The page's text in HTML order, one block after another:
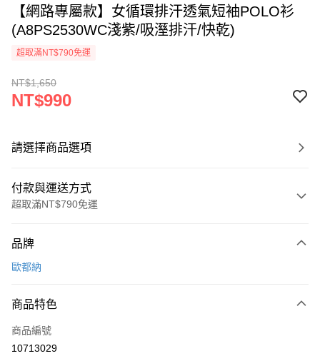
【網路專屬款】女循環排汗透氣短袖POLO衫
(A8PS2530WC淺紫/吸溼排汗/快乾)
超取滿NT$790免運
NT$1,650
NT$990
請選擇商品選項
付款與運送方式
超取滿NT$790免運
信用卡一次付款
3 期 0 利率 每期
合作金庫商業銀行
上海商業儲蓄銀行
合作金庫商業銀行
超商取貨付款
品牌
歐都納
商品特色
商品編號
10713029